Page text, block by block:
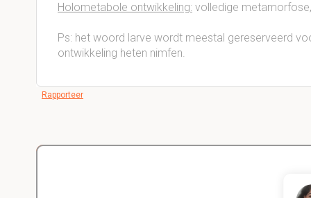
Holometabole ontwikkeling: volledige
Ps: het woord larve wordt meestal gereserveerd
ontwikkeling heten nimfen.
Rapporteer